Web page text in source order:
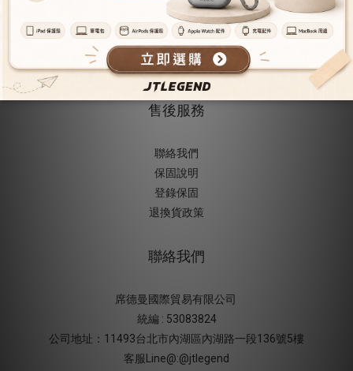
購物須知
隱私權保護
使用條款
防詐騙提醒
售後服務
聯絡我們
保固說明
登錄保固
退換貨政策
聯絡我們
席德曼國際貿易有限公司
統編 : 53083824
公司地址：11493台北市內湖區內湖路一段136號5樓
客服Line@:@jtlegend